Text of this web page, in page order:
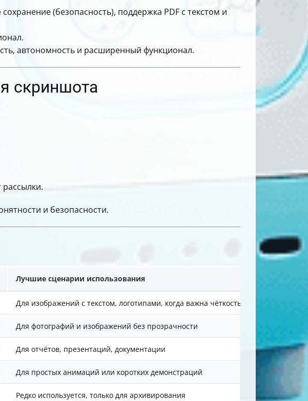
(безопасность), поддержка PDF с текстом и
автономность и расширенный функционал.
скриншота
и безопасности.
Лучшие сценарии использования
Для изображений с текстом, логотипами, когда важна чёткость
Для фотографий и изображений без прозрачности
Для отчётов, презентаций, документации
Для простых анимаций или коротких демонстраций
Редко используется, только для архивирования